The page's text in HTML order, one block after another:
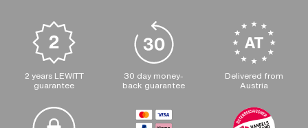
2 years LEWITT
guarantee
30 day money-
back guarantee
Delivered from
Austria